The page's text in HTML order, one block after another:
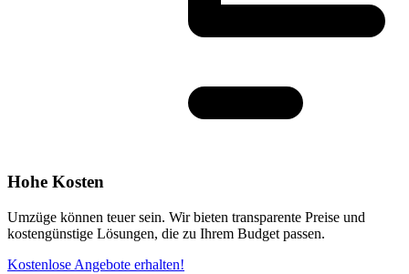
Hohe Kosten
Umzüge können teuer sein. Wir bieten transparente Preise und
kostengünstige Lösungen, die zu Ihrem Budget passen.
Kostenlose Angebote erhalten!